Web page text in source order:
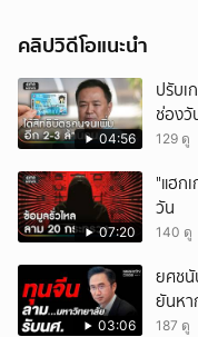
คลิปวิดีโอแนะนำ
04:56
ปรับ
ช่องวั
129 ดู
07:20
"แฮก
วัน
140 ดู
03:06
ยศชนั
ยันห
187 ดู